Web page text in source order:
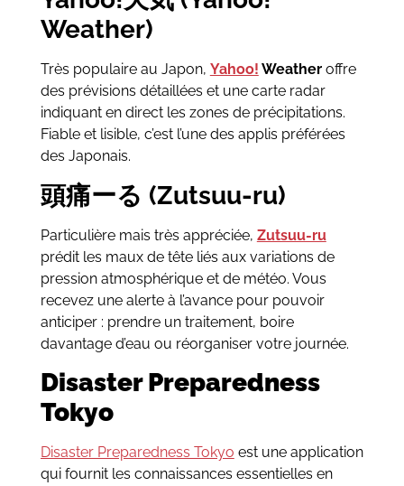
Weather)
Très populaire au Japon, Yahoo! Weatheroffre
des prévisions détaillées et une carte radar
indiquant en direct les zones de précipitations.
Fiable et lisible, c’est l’une des applis préférées
des Japonais.
頭痛ーる (Zutsuu-ru)
Particulière mais très appréciée, Zutsuu-ru
prédit les maux de tête liés aux variations de
pression atmosphérique et de météo. Vous
recevez une alerte à l’avance pour pouvoir
anticiper : prendre un traitement, boire
davantage d’eau ou réorganiser votre journée.
Disaster Preparedness
Tokyo
Disaster Preparedness Tokyo est une application
qui fournit les connaissances essentielles en